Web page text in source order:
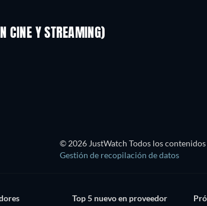
CINE Y STREAMING)
© 2026 JustWatch Todos los
Gestión de recopilación de datos
Top 5 nuevo en proveedor